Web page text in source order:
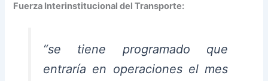
Fuerza Interinstitucional del Transporte:
“se tiene programado que
entraría en operaciones el mes